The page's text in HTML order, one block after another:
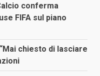
conferma
FIFA sul piano
chiesto di lasciare